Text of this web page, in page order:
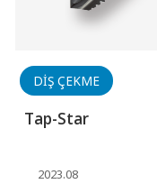
DİŞ ÇEKME
Tap-Star
2023.08